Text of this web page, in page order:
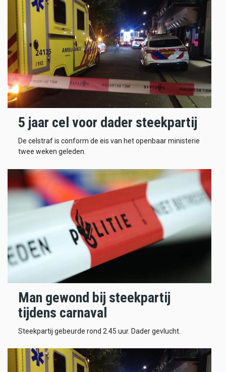
5 jaar cel voor dader steekpartij
De celstraf is conform de eis van het openbaar ministerie
twee weken geleden.
Man gewond bij steekpartij
tijdens carnaval
Steekpartij gebeurde rond 2.45 uur. Dader gevlucht.